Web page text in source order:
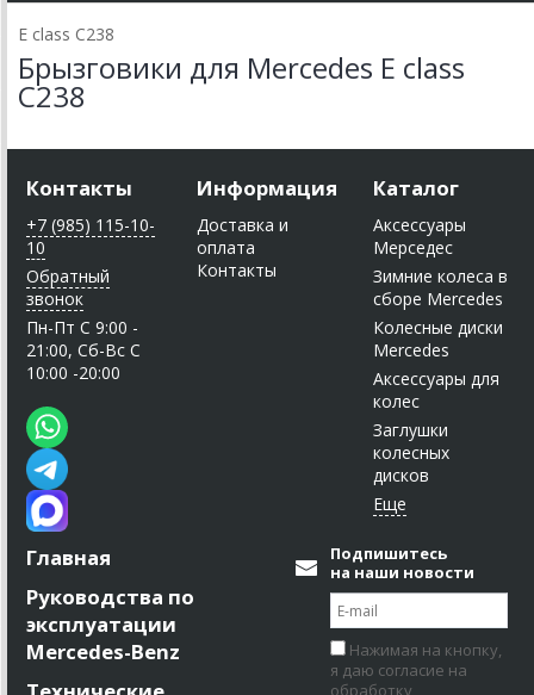
E class C238
Брызговики для Mercedes E class
C238
Контакты
+7 (985) 115-10-
10
Обратный
звонок
Пн-Пт C 9:00 -
21:00, Сб-Вс С
10:00 -20:00
Информация
Доставка и
оплата
Контакты
Каталог
Аксессуары
Мерседес
Зимние колеса в
сборе Mercedes
Колесные диски
Mercedes
Аксессуары для
колес
Заглушки
колесных
дисков
Главная
Руководства по
эксплуатации
Mercedes-Benz
Подпишитесь
на наши новости
Нажимая на кнопку,
я даю согласие на